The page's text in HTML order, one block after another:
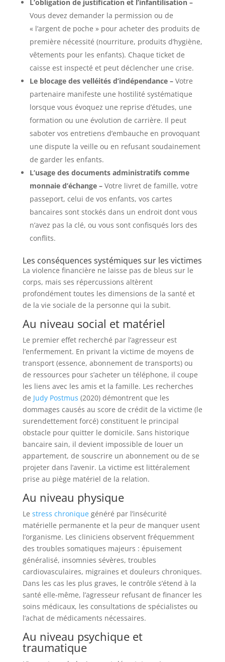
L’obligation de justification et l’infantilisation –
Vous devez demander la permission ou de
« l’argent de poche » pour acheter des produits de
première nécessité (nourriture, produits d’hygiène,
vêtements pour les enfants). Chaque ticket de
caisse est inspecté et peut déclencher une crise.
Le blocage des velléités d’indépendance – Votre
partenaire manifeste une hostilité systématique
lorsque vous évoquez une reprise d’études, une
formation ou une évolution de carrière. Il peut
saboter vos entretiens d’embauche en provoquant
une dispute la veille ou en refusant soudainement
de garder les enfants.
L’usage des documents administratifs comme
monnaie d’échange –Votre livret de famille, votre
passeport, celui de vos enfants, vos cartes
bancaires sont stockés dans un endroit dont vous
n’avez pas la clé, ou vous sont confisqués lors des
conflits.
Les conséquences systémiques sur les victimes
La violence financière ne laisse pas de bleus sur le
corps, mais ses répercussions altèrent
profondément toutes les dimensions de la santé et
de la vie sociale de la personne qui la subit.
Au niveau social et matériel
Le premier effet recherché par l’agresseur est
l’enfermement. En privant la victime de moyens de
transport (essence, abonnement de transports) ou
de ressources pour s’acheter un téléphone, il coupe
les liens avec les amis et la famille. Les recherches
de Judy Postmus (2020) démontrent que les
dommages causés au score de crédit de la victime (le
surendettement forcé) constituent le principal
obstacle pour quitter le domicile. Sans historique
bancaire sain, il devient impossible de louer un
appartement, de souscrire un abonnement ou de se
projeter dans l’avenir. La victime est littéralement
prise au piège matériel de la relation.
Au niveau physique
Le stress chroniquegénéré par l’insécurité
matérielle permanente et la peur de manquer usent
l’organisme. Les cliniciens observent fréquemment
des troubles somatiques majeurs : épuisement
généralisé, insomnies sévères, troubles
cardiovasculaires, migraines et douleurs chroniques.
Dans les cas les plus graves, le contrôle s’étend à la
santé elle-même, l’agresseur refusant de financer les
soins médicaux, les consultations de spécialistes ou
l’achat de médicaments nécessaires.
Au niveau psychique et
traumatique